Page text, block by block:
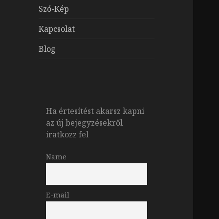
Szó-Kép
Kapcsolat
Blog
Ha értesítést akarsz kapni
az új bejegyzésekről
iratkozz fel
Name
E-mail